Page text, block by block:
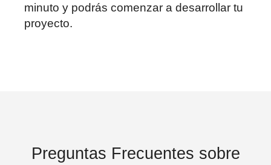
minuto y podrás comenzar a desarrollar tu
proyecto.
Preguntas Frecuentes sobre